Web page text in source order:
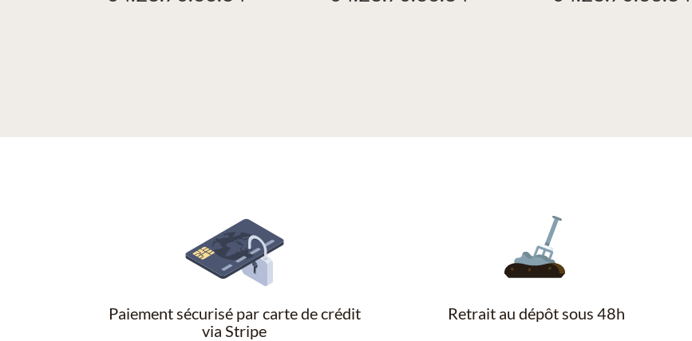
Paiement sécurisé par carte de crédit
via Stripe
Retrait au dépôt sous 48h